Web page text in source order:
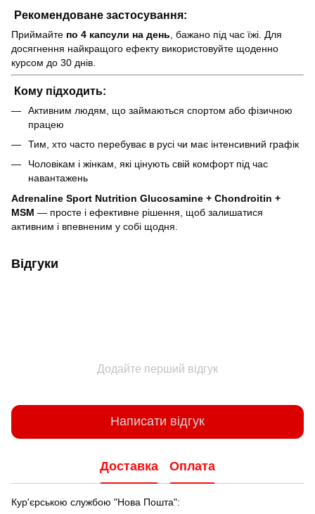
Рекомендоване застосування:
Приймайте по 4 капсули на день , бажано під час їжі. Для
досягнення найкращого ефекту використовуйте щоденно
курсом до 30 днів.
Кому підходить:
Активним людям, що займаються спортом або фізичною
працею
Тим, хто часто перебуває в русі чи має інтенсивний графік
Чоловікам і жінкам, які цінують свій комфорт під час
навантажень
Adrenaline Sport Nutrition Glucosamine + Chondroitin +
MSM — просте і ефективне рішення, щоб залишатися
активним і впевненим у собі щодня.
Відгуки
Додайте перший відгук
Написати відгук
Доставка Оплата
Кур'єрською службою "Нова Пошта":